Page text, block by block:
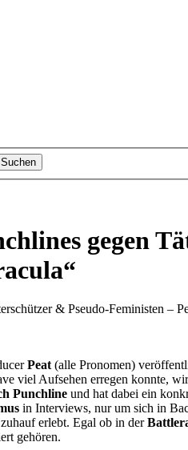
gegen
& Pseudo-Feministen –
Peat(alle Pronomen)
viel Aufsehen erregen konnte,
Punchline und hat dabei ein
in Interviews, nur um sich in
erlebt. Egal ob in der
gehören.